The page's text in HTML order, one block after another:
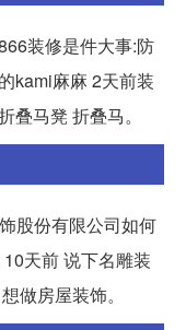
装修是件大事:防
kami麻麻 2天前装
马凳 折叠马。
股份有限公司如何
天前 说下名雕装
做房屋装饰。